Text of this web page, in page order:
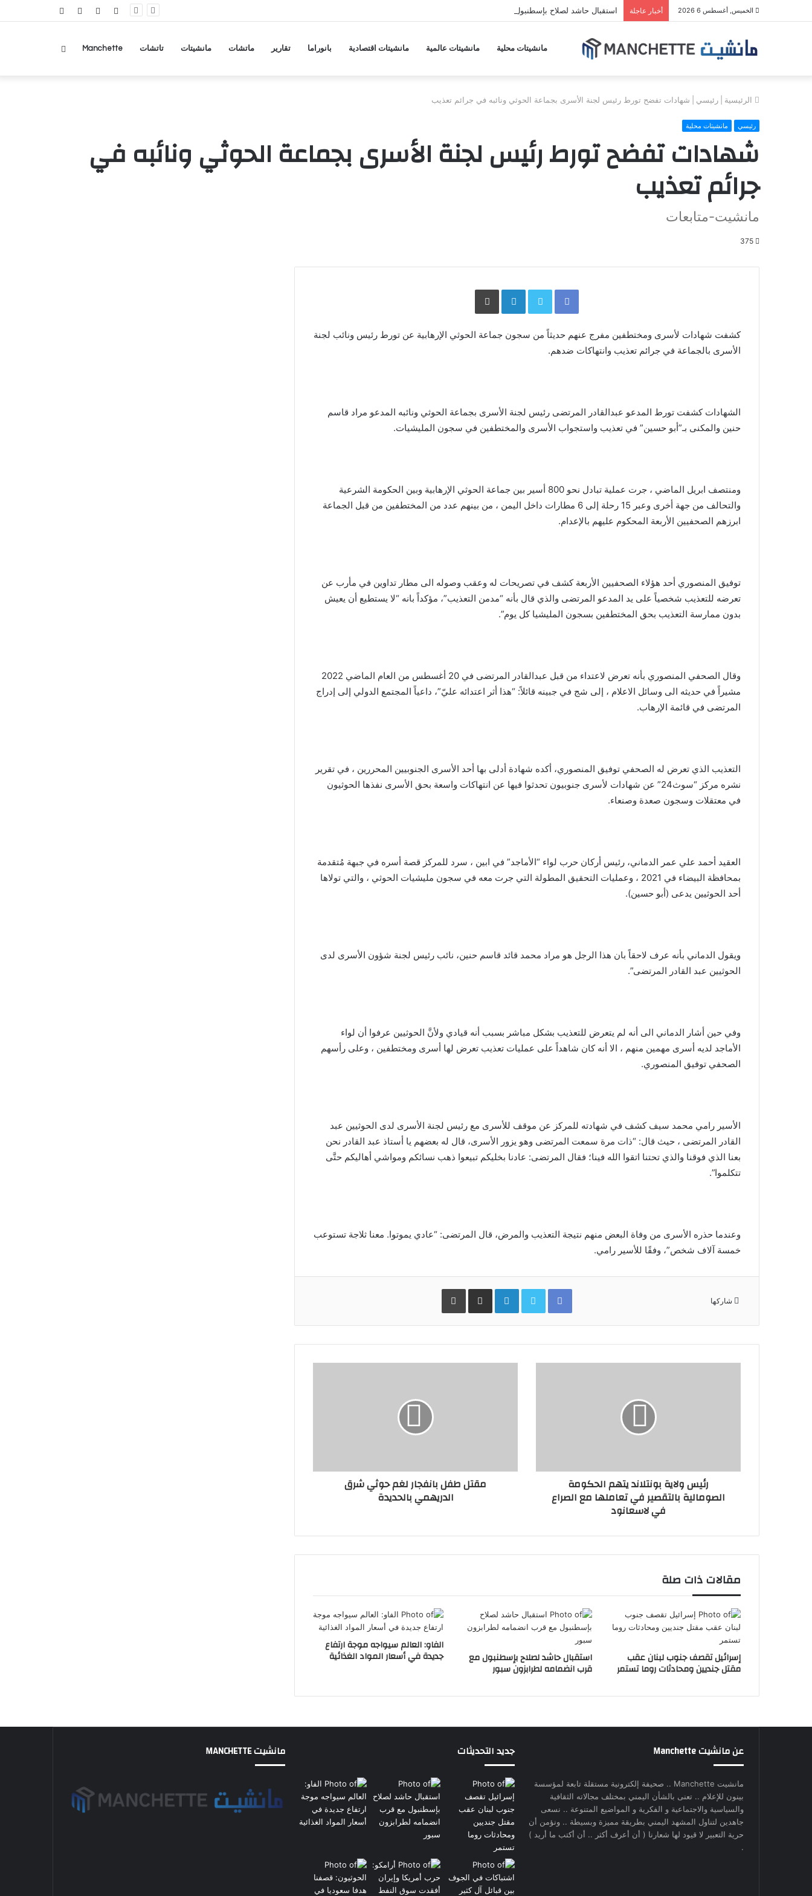
الخميس, أغسطس 6 2026 أخبار عاجلة استقبال حاشد لصلاح بإسطنبول مع قرب انضمامه لطرابزون سبور مقال تسجيل RSS
مانشيتات محلية مانشيتات عالمية مانشيتات اقتصادية بانوراما تقارير ماتشات مانشيتات تاتشات Manchette
الرئيسية رئيسي شهادات تفضح تورط رئيس لجنة الأسرى بجماعة الحوثي ونائبه في جرائم تعذيب
رئيسي مانشيتات محلية
شهادات تفضح تورط رئيس لجنة الأسرى بجماعة الحوثي ونائبه في
جرائم تعذيب
مانشيت-متابعات
375
Facebook
Twitter
LinkedInطباعة
كشفت شهادات لأسرى ومختطفين مفرج عنهم حديثاً من سجون جماعة الحوثي الإرهابية عن تورط رئيس ونائب لجنة
الأسرى بالجماعة في جرائم تعذيب وانتهاكات ضدهم.
الشهادات كشفت تورط المدعو عبدالقادر المرتضى رئيس لجنة الأسرى بجماعة الحوثي ونائبه المدعو مراد قاسم
حنين والمكنى بـ”أبو حسين” في تعذيب واستجواب الأسرى والمختطفين في سجون المليشيات.
ومنتصف ابريل الماضي ، جرت عملية تبادل نحو 800 أسير بين جماعة الحوثي الإرهابية وبين الحكومة الشرعية
والتحالف من جهة أخرى وعبر 15 رحلة إلى 6 مطارات داخل اليمن ، من بينهم عدد من المختطفين من قبل الجماعة
ابرزهم الصحفيين الأربعة المحكوم عليهم بالإعدام.
توفيق المنصوري أحد هؤلاء الصحفيين الأربعة كشف في تصريحات له وعقب وصوله الى مطار تداوين في مأرب عن
تعرضه للتعذيب شخصياً على يد المدعو المرتضى والذي قال بأنه “مدمن التعذيب”، مؤكداً بانه “لا يستطيع أن يعيش
بدون ممارسة التعذيب بحق المختطفين بسجون المليشيا كل يوم”.
وقال الصحفي المنصوري بأنه تعرض لاعتداء من قبل عبدالقادر المرتضى في 20 أغسطس من العام الماضي 2022
مشيراً في حديثه الى وسائل الاعلام ، إلى شج في جبينه قائلاً: “هذا أثر اعتدائه عليّ”، داعياً المجتمع الدولي إلى إدراج
المرتضى في قائمة الإرهاب.
التعذيب الذي تعرض له الصحفي توفيق المنصوري، أكده شهادة أدلى بها أحد الأسرى الجنوبيين المحررين ، في تقرير
نشره مركز “سوث24” عن شهادات لأسرى جنوبيون تحدثوا فيها عن انتهاكات واسعة بحق الأسرى نفذها الحوثيون
في معتقلات وسجون صعدة وصنعاء.
العقيد أحمد علي عمر الدماني، رئيس أركان حرب لواء “الأماجد” في ابين ، سرد للمركز قصة أسره في جبهة مُتقدمة
بمحافظة البيضاء في 2021 ، وعمليات التحقيق المطولة التي جرت معه في سجون مليشيات الحوثي ، والتي تولاها
أحد الحوثيين يدعى (أبو حسين).
ويقول الدماني بأنه عرف لاحقاً بان هذا الرجل هو مراد محمد قائد قاسم حنين، نائب رئيس لجنة شؤون الأسرى لدى
الحوثيين عبد القادر المرتضى”.
وفي حين أشار الدماني الى أنه لم يتعرض للتعذيب بشكل مباشر بسبب أنه قيادي ولأنَّ الحوثيين عرفوا أن لواء
الأماجد لديه أسرى مهمين منهم ، الا أنه كان شاهداً على عمليات تعذيب تعرض لها أسرى ومختطفين ، وعلى رأسهم
الصحفي توفيق المنصوري.
الأسير رامي محمد سيف كشف في شهادته للمركز عن موقف للأسرى مع رئيس لجنة الأسرى لدى الحوثيين عبد
القادر المرتضى ، حيث قال: “ذات مرة سمعت المرتضى وهو يزور الأسرى، قال له بعضهم يا أستاذ عبد القادر نحن
بعنا الذي فوقنا والذي تحتنا اتقوا الله فينا؛ فقال المرتضى: عادنا بخليكم تبيعوا ذهب نسائكم ومواشي أهاليكم حتَّى
تتكلموا”.
وعندما حذره الأسرى من وفاة البعض منهم نتيجة التعذيب والمرض، قال المرتضى: “عادي يموتوا. معنا ثلاجة تستوعب
خمسة آلاف شخص”، وفقًا للأسير رامي.
شاركها
Facebook
Twitter
LinkedInمشاركة عبر البريد طباعة
رئيس ولاية بونتلاند يتهم الحكومة
الصومالية بالتقصير في تعاملها مع الصراع
في لاسعانود
مقتل طفل بانفجار لغم حوثي شرق
الدريهمي بالحديدة
مقالات ذات صلة
إسرائيل تقصف جنوب لبنان عقب
مقتل جنديين ومحادثات روما تستمر
استقبال حاشد لصلاح بإسطنبول مع
قرب انضمامه لطرابزون سبور
الفاو: العالم سيواجه موجة ارتفاع
جديدة في أسعار المواد الغذائية
عن مانشيت Manchette
مانشيت Manchette .. صحيفة إلكترونية مستقلة تابعة لمؤسسة
بينون للإعلام .. تعنى بالشأن اليمني بمختلف مجالاته الثقافية
والسياسية والاجتماعية و الفكرية و المواضيع المتنوعة .. نسعى
جاهدين لتناول المشهد اليمني بطريقة مميزة وبسيطة .. ونؤمن أن
حرية التعبير لا قيود لها شعارنا ( أن أعرف أكثر .. أن أكتب ما أريد )
.
جديد التحديثات مانشيت MANCHETTE